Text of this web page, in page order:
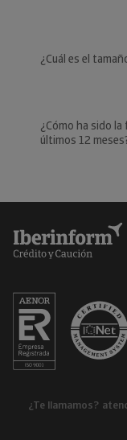
¿Cuál es el
¿Cómo ha sido
últimos 12
¿Te llamamos?